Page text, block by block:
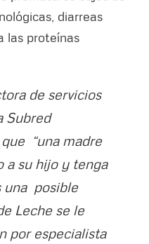
diarreas
las proteínas
de servicios
Subred
“una madre
a su hijo y tenga
una posible
Leche se le
por especialista